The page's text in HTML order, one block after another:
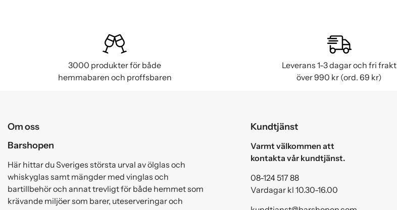
3000 produkter för både
hemmabaren och proffsbaren
Leverans 1-3 dagar och fri frakt
över 990 kr (ord. 69 kr)
Om oss
Barshopen
Här hittar du Sveriges största urval av ölglas och
whiskyglas samt mängder med vinglas och
bartillbehör och annat trevligt för både hemmet som
krävande miljöer som barer, uteserveringar och
Kundtjänst
Varmt välkommen att
kontakta vår kundtjänst.
08-124 517 88
Vardagar kl 10.30-16.00